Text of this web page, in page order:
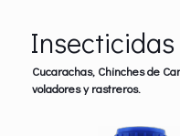
Cucarachas, Chinches de
voladores y rastreros.